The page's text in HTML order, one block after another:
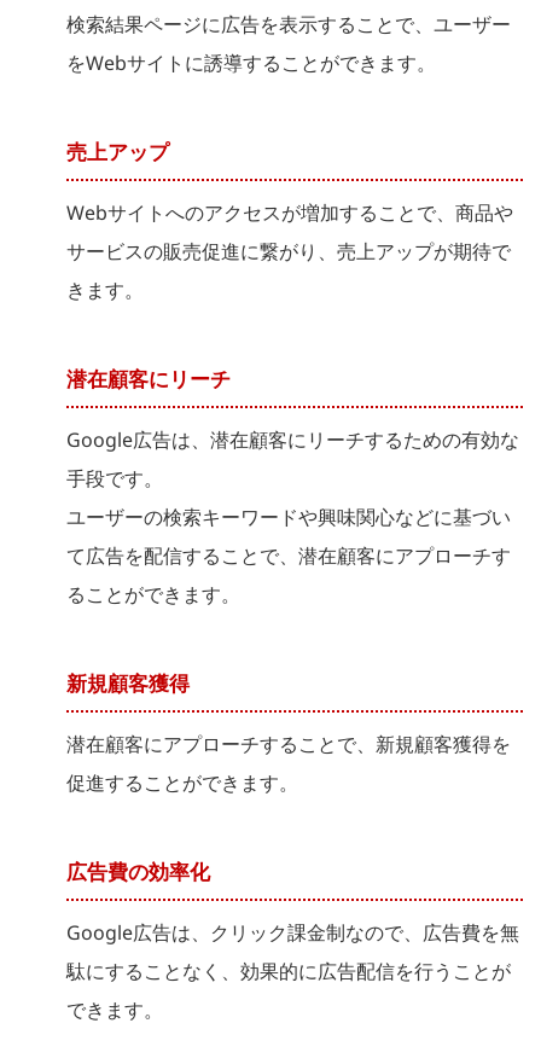
検索結果ページに広告を表示することで、ユーザー
をWebサイトに誘導することができます。
売上アップ
Webサイトへのアクセスが増加することで、商品や
サービスの販売促進に繋がり、売上アップが期待で
きます。
潜在顧客にリーチ
Google広告は、潜在顧客にリーチするための有効な
手段です。
ユーザーの検索キーワードや興味関心などに基づい
て広告を配信することで、潜在顧客にアプローチす
ることができます。
新規顧客獲得
潜在顧客にアプローチすることで、新規顧客獲得を
促進することができます。
広告費の効率化
Google広告は、クリック課金制なので、広告費を無
駄にすることなく、効果的に広告配信を行うことが
できます。